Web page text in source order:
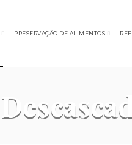
PRESERVAÇÃO DE ALIMENTOS